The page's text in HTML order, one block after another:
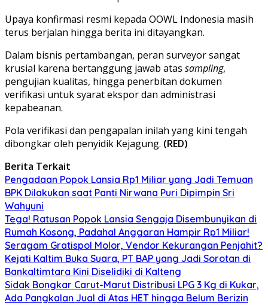
Upaya konfirmasi resmi kepada OOWL Indonesia masih
terus berjalan hingga berita ini ditayangkan.
Dalam bisnis pertambangan, peran surveyor sangat
krusial karena bertanggung jawab atas sampling,
pengujian kualitas, hingga penerbitan dokumen
verifikasi untuk syarat ekspor dan administrasi
kepabeanan.
Pola verifikasi dan pengapalan inilah yang kini tengah
dibongkar oleh penyidik Kejagung. (RED)
Berita Terkait
Pengadaan Popok Lansia Rp1 Miliar yang Jadi Temuan
BPK Dilakukan saat Panti Nirwana Puri Dipimpin Sri
Wahyuni
Tega! Ratusan Popok Lansia Sengaja Disembunyikan di
Rumah Kosong, Padahal Anggaran Hampir Rp1 Miliar!
Seragam Gratispol Molor, Vendor Kekurangan Penjahit?
Kejati Kaltim Buka Suara, PT BAP yang Jadi Sorotan di
Bankaltimtara Kini Diselidiki di Kalteng
Sidak Bongkar Carut-Marut Distribusi LPG 3 Kg di Kukar,
Ada Pangkalan Jual di Atas HET hingga Belum Berizin